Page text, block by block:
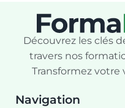
Découvrez les clés
travers nos
Transformez votre
Navigation